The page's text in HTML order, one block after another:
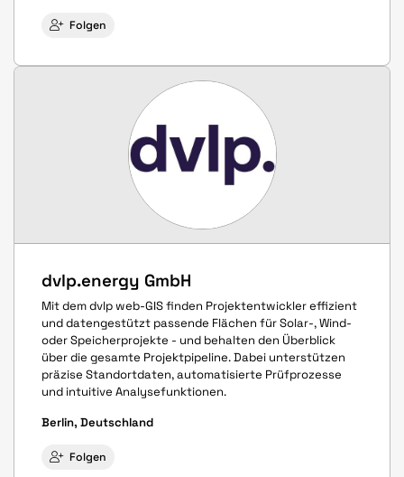
Folgen
dvlp.energy GmbH
Mit dem dvlp web-GIS finden Projektentwickler effizient
und datengestützt passende Flächen für Solar-, Wind-
oder Speicherprojekte - und behalten den Überblick
über die gesamte Projektpipeline. Dabei unterstützen
präzise Standortdaten, automatisierte Prüfprozesse
und intuitive Analysefunktionen.
Berlin, Deutschland
Folgen